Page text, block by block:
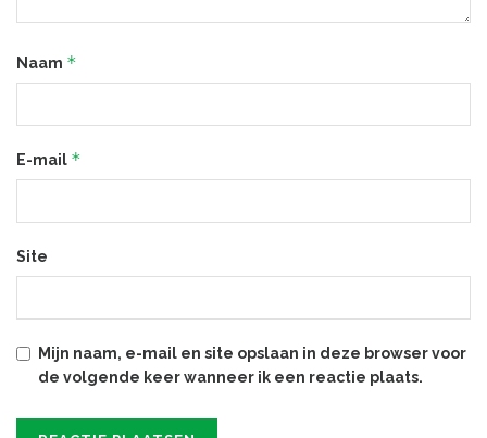
Naam *
E-mail *
Site
Mijn naam, e-mail en site opslaan in deze browser voor
de volgende keer wanneer ik een reactie plaats.